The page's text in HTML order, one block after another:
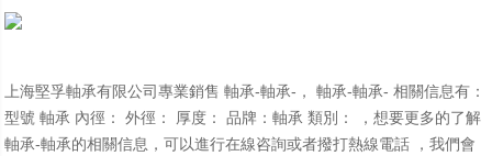
上海堅孚軸承有限公司專業銷售 軸承-軸承-， 軸承-軸承- 相關信息有：
型號 軸承 內徑： 外徑： 厚度： 品牌：軸承 類別： ，想要更多的了解
軸承-軸承的相關信息，可以進行在線咨詢或者撥打熱線電話 ，我們會